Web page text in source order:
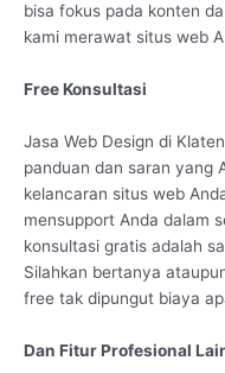
bisa fokus pada konten
kami merawat situs web
Free Konsultasi
Jasa Web Design di
panduan dan saran yang
kelancaran situs web
mensupport Anda dalam
konsultasi gratis adalah
Silahkan bertanya
free tak dipungut biaya
Dan Fitur Profesional